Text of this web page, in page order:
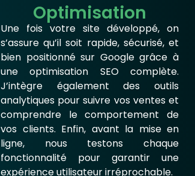
Optimisation
Une fois votre site développé, on
s’assure qu’il soit rapide, sécurisé, et
bien positionné sur Google grâce à
une optimisation SEO complète.
J’intègre également des outils
analytiques pour suivre vos ventes et
comprendre le comportement de
vos clients. Enfin, avant la mise en
ligne, nous testons chaque
fonctionnalité pour garantir une
expérience utilisateur irréprochable.